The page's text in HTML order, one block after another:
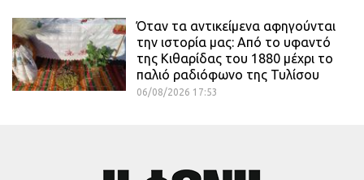
Όταν τα αντικείμενα αφηγούνται
την ιστορία μας: Από το υφαντό
της Κιθαρίδας του 1880 μέχρι το
παλιό ραδιόφωνο της Τυλίσου
06/08/2026 17:53